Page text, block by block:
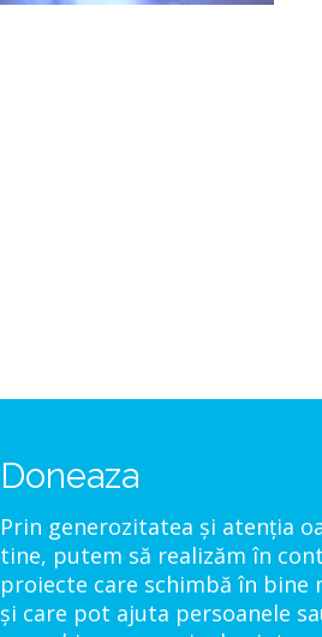
Doneaza
Prin generozitatea și atenția
tine, putem să realizăm în
proiecte care schimbă în bine
și care pot ajuta persoanele